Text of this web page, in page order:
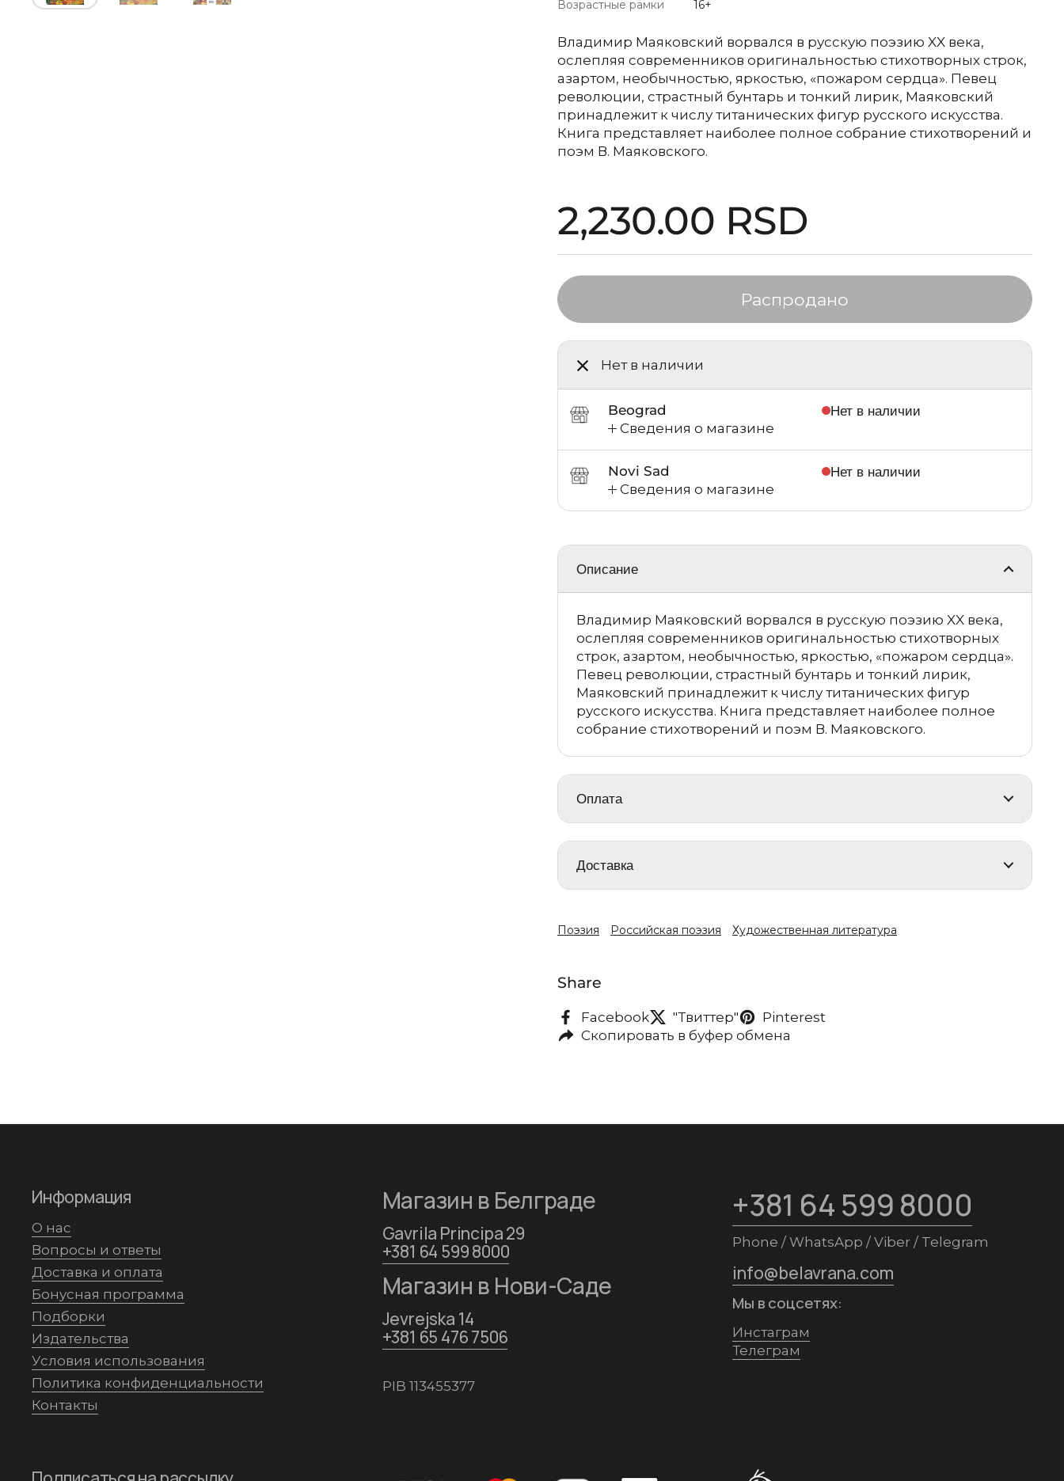
Возрастные рамки
16+
Владимир Маяковский ворвался в русскую поэзию XX века,
ослепляя современников оригинальностью стихотворных строк,
азартом, необычностью, яркостью, «пожаром сердца». Певец
революции, страстный бунтарь и тонкий лирик, Маяковский
принадлежит к числу титанических фигур русского искусства.
Книга представляет наиболее полное собрание стихотворений и
поэм В. Маяковского.
Стандартная цена
2,230.00 RSD
Распродано
Нет в наличии
Beograd
Сведения о магазине
Нет в наличии
Novi Sad
Сведения о магазине
Нет в наличии
Описание
Владимир Маяковский ворвался в русскую поэзию XX века,
ослепляя современников оригинальностью стихотворных
строк, азартом, необычностью, яркостью, «пожаром сердца».
Певец революции, страстный бунтарь и тонкий лирик,
Маяковский принадлежит к числу титанических фигур
русского искусства. Книга представляет наиболее полное
собрание стихотворений и поэм В. Маяковского.
Оплата
Доставка
Поэзия Российская поэзия Художественная литература
Share
Facebook "Твиттер"
Pinterest
Скопировать в буфер обмена
Информация
О нас
Вопросы и ответы
Доставка и оплата
Бонусная программа
Подборки
Издательства
Условия использования
Политика конфиденциальности
Контакты
Магазин в Белграде
Gavrila Principa 29
+381 64 599 8000
Магазин в Нови-Саде
Jevrejska 14
+381 65 476 7506
PIB 113455377
+381 64 599 8000
Phone / WhatsApp / Viber / Telegram
info@belavrana.com
Мы в соцсетях:
Инстаграм
Телеграм